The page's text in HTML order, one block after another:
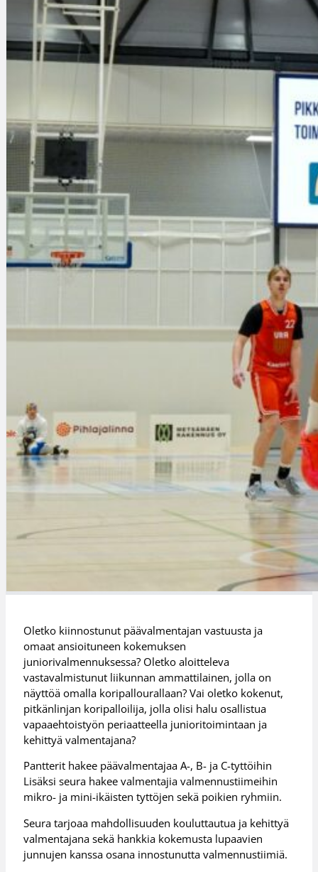
Oletko kiinnostunut päävalmentajan vastuusta ja
omaat ansioituneen kokemuksen
juniorivalmennuksessa? Oletko aloitteleva
vastavalmistunut liikunnan ammattilainen, jolla on
näyttöä omalla koripallourallaan? Vai oletko kokenut,
pitkänlinjan koripalloilija, jolla olisi halu osallistua
vapaaehtoistyön periaatteella junioritoimintaan ja
kehittyä valmentajana?
Pantterit hakee päävalmentajaa A-, B- ja C-tyttöihin
Lisäksi seura hakee valmentajia valmennustiimeihin
mikro- ja mini-ikäisten tyttöjen sekä poikien ryhmiin.
Seura tarjoaa mahdollisuuden kouluttautua ja kehittyä
valmentajana sekä hankkia kokemusta lupaavien
junnujen kanssa osana innostunutta valmennustiimiä.